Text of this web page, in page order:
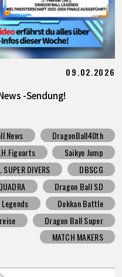
09.02.2026
-Sendung!
News
DragonBall40th
Saikyo Jump
SUPER DIVERS
DBSCG
Dragon Ball SD
Legends
Dokkan Battle
Dragon Ball Super
MATCH MAKERS